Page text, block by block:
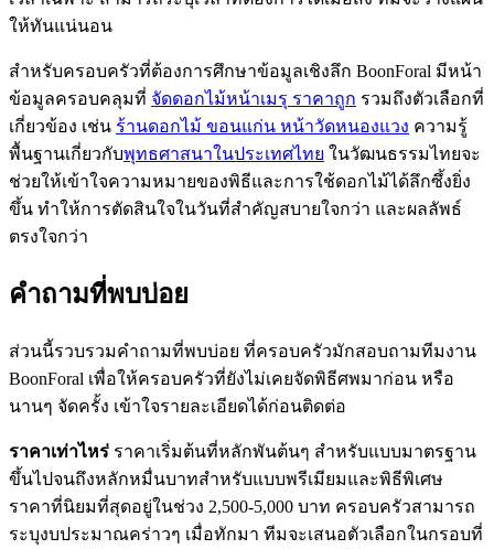
ให้ทันแน่นอน
สำหรับครอบครัวที่ต้องการศึกษาข้อมูลเชิงลึก BoonForal มีหน้า
ข้อมูลครอบคลุมที่ จัดดอกไม้หน้าเมรุ ราคาถูก รวมถึงตัวเลือกที่
เกี่ยวข้อง เช่น ร้านดอกไม้ ขอนแก่น หน้าวัดหนองแวง ความรู้
พื้นฐานเกี่ยวกับพุทธศาสนาในประเทศไทย ในวัฒนธรรมไทยจะ
ช่วยให้เข้าใจความหมายของพิธีและการใช้ดอกไม้ได้ลึกซึ้งยิ่ง
ขึ้น ทำให้การตัดสินใจในวันที่สำคัญสบายใจกว่า และผลลัพธ์
ตรงใจกว่า
คำถามที่พบบ่อย
ส่วนนี้รวบรวมคำถามที่พบบ่อย ที่ครอบครัวมักสอบถามทีมงาน
BoonForal เพื่อให้ครอบครัวที่ยังไม่เคยจัดพิธีศพมาก่อน หรือ
นานๆ จัดครั้ง เข้าใจรายละเอียดได้ก่อนติดต่อ
ราคาเท่าไหร่ ราคาเริ่มต้นที่หลักพันต้นๆ สำหรับแบบมาตรฐาน
ขึ้นไปจนถึงหลักหมื่นบาทสำหรับแบบพรีเมียมและพิธีพิเศษ
ราคาที่นิยมที่สุดอยู่ในช่วง 2,500-5,000 บาท ครอบครัวสามารถ
ระบุงบประมาณคร่าวๆ เมื่อทักมา ทีมจะเสนอตัวเลือกในกรอบที่